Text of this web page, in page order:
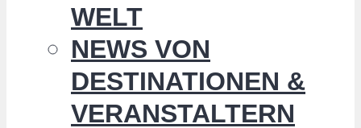
WELT
NEWS VON
DESTINATIONEN &
VERANSTALTERN